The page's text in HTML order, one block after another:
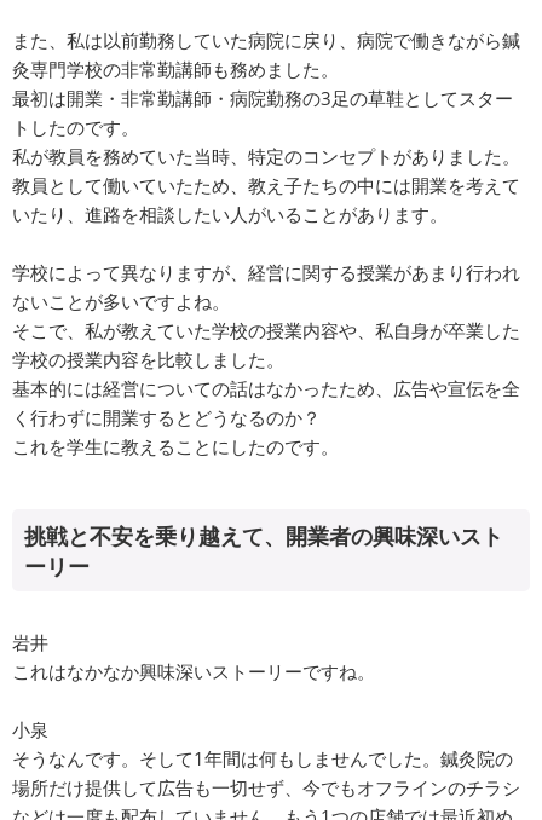
また、私は以前勤務していた病院に戻り、病院で働きながら鍼
灸専門学校の非常勤講師も務めました。
最初は開業・非常勤講師・病院勤務の3足の草鞋としてスター
トしたのです。
私が教員を務めていた当時、特定のコンセプトがありました。
教員として働いていたため、教え子たちの中には開業を考えて
いたり、進路を相談したい人がいることがあります。
学校によって異なりますが、経営に関する授業があまり行われ
ないことが多いですよね。
そこで、私が教えていた学校の授業内容や、私自身が卒業した
学校の授業内容を比較しました。
基本的には経営についての話はなかったため、広告や宣伝を全
く行わずに開業するとどうなるのか？
これを学生に教えることにしたのです。
挑戦と不安を乗り越えて、開業者の興味深いスト
ーリー
岩井
これはなかなか興味深いストーリーですね。
小泉
そうなんです。そして1年間は何もしませんでした。鍼灸院の
場所だけ提供して広告も一切せず、今でもオフラインのチラシ